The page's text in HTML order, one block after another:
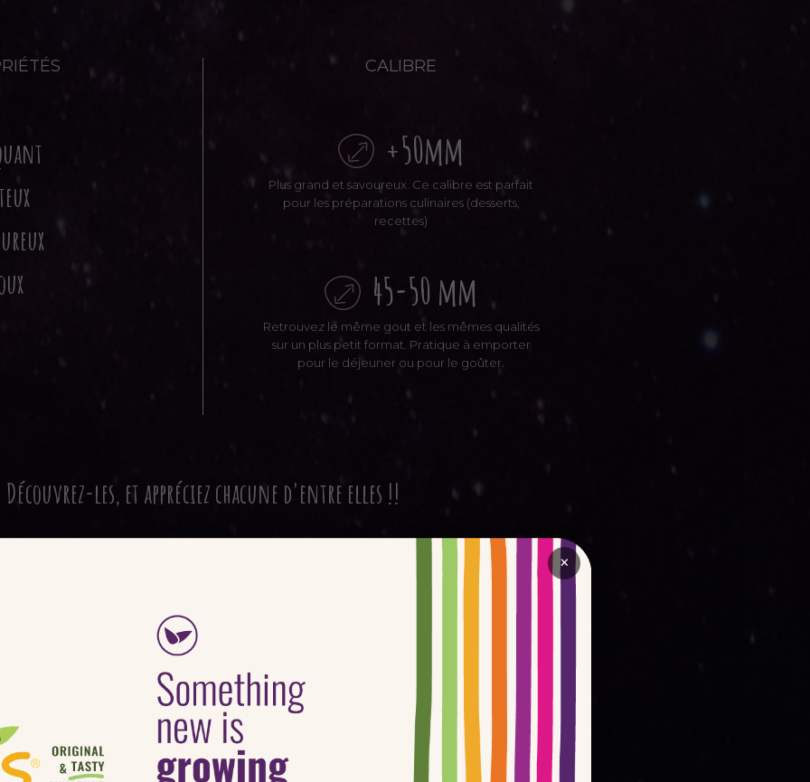
CALIBRE
+50mm
Plus grand et savoureux. Ce calibre est parfait
pour les préparations culinaires (desserts,
recettes)
45-50 mm
Retrouvez le même gout et les mêmes qualités
sur un plus petit format. Pratique à emporter
pour le déjeuner ou pour le goûter.
Découvrez-les, et appréciez chacune d'entre elles !!
×